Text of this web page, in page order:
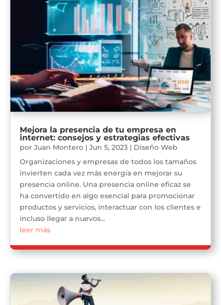
Mejora la presencia de tu empresa en
internet: consejos y estrategias efectivas
porJuan Montero |Jun 5, 2023 | Diseño Web
Organizaciones y empresas de todos los tamaños
invierten cada vez más energía en mejorar su
presencia online. Una presencia online eficaz se
ha convertido en algo esencial para promocionar
productos y servicios, interactuar con los clientes e
incluso llegar a nuevos...
leer más